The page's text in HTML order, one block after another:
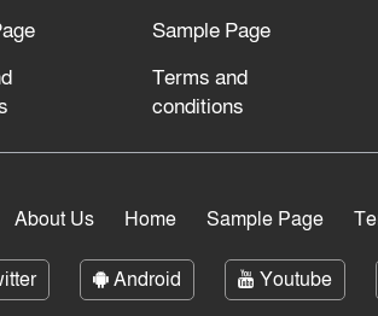
Sample Page
Terms and
conditions
About Us Home Sample Page
Android Youtube